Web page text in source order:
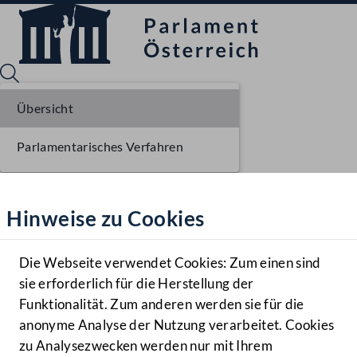
Hilfe
Benutzer
Navigationsmenü öffnen
MENÜ
Hinweise zu Cookies
Die Webseite verwendet Cookies: Zum einen sind
sie erforderlich für die Herstellung der
Funktionalität. Zum anderen werden sie für die
anonyme Analyse der Nutzung verarbeitet. Cookies
zu Analysezwecken werden nur mit Ihrem
Übersicht
Parlamentarisches Verfahren